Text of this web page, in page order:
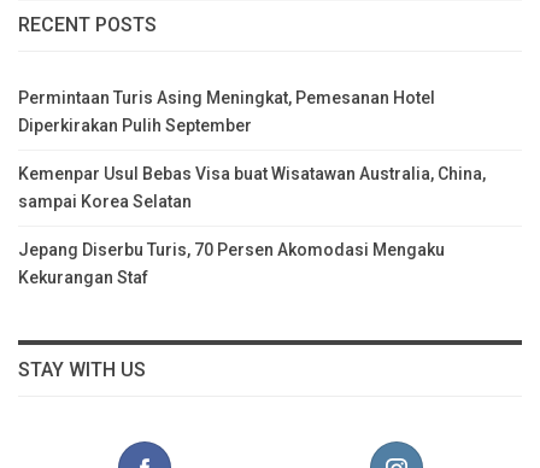
RECENT POSTS
Permintaan Turis Asing Meningkat, Pemesanan Hotel
Diperkirakan Pulih September
Kemenpar Usul Bebas Visa buat Wisatawan Australia, China,
sampai Korea Selatan
Jepang Diserbu Turis, 70 Persen Akomodasi Mengaku
Kekurangan Staf
STAY WITH US